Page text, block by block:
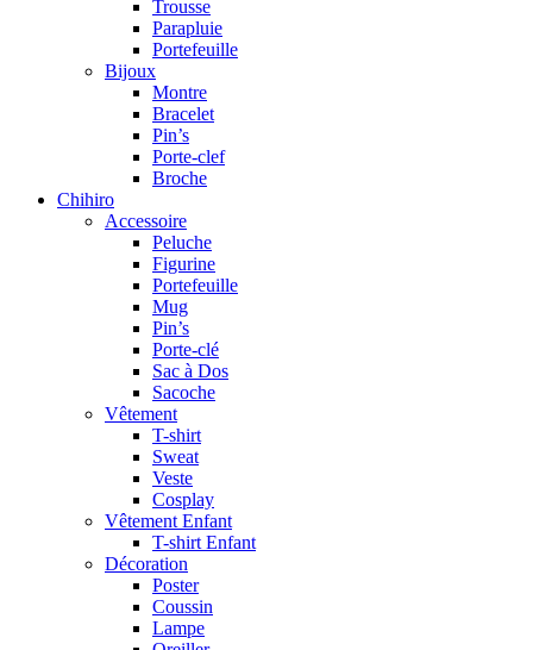
Trousse
Parapluie
Portefeuille
Bijoux
Montre
Bracelet
Pin’s
Porte-clef
Broche
Chihiro
Accessoire
Peluche
Figurine
Portefeuille
Mug
Pin’s
Porte-clé
Sac à Dos
Sacoche
Vêtement
T-shirt
Sweat
Veste
Cosplay
Vêtement Enfant
T-shirt Enfant
Décoration
Poster
Coussin
Lampe